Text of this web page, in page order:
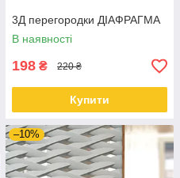
3Д перегородки ДІАФРАГМА
В наявності
198 ₴ 220 ₴
Купити
–10%